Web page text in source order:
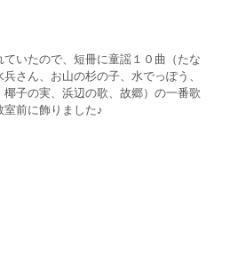
いたので、短冊に童謡１０曲（たな
さん、お山の杉の子、水でっぽう、
子の実、浜辺の歌、故郷）の一番歌
室前に飾りました♪